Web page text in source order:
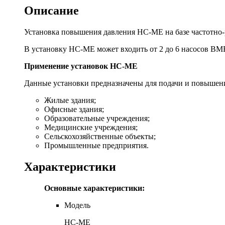
Описание
Установка повышения давления HC-ME на базе
В установку HC-ME может входить от 2 до 6 насосов
Применение установок HC-ME
Данные установки предназначены для подачи и
Жилые здания;
Офисные здания;
Образовательные учреждения;
Медицинские учреждения;
Сельскохозяйственные объекты;
Промышленные предприятия.
Характеристики
Основные характеристики:
Модель
HC-ME